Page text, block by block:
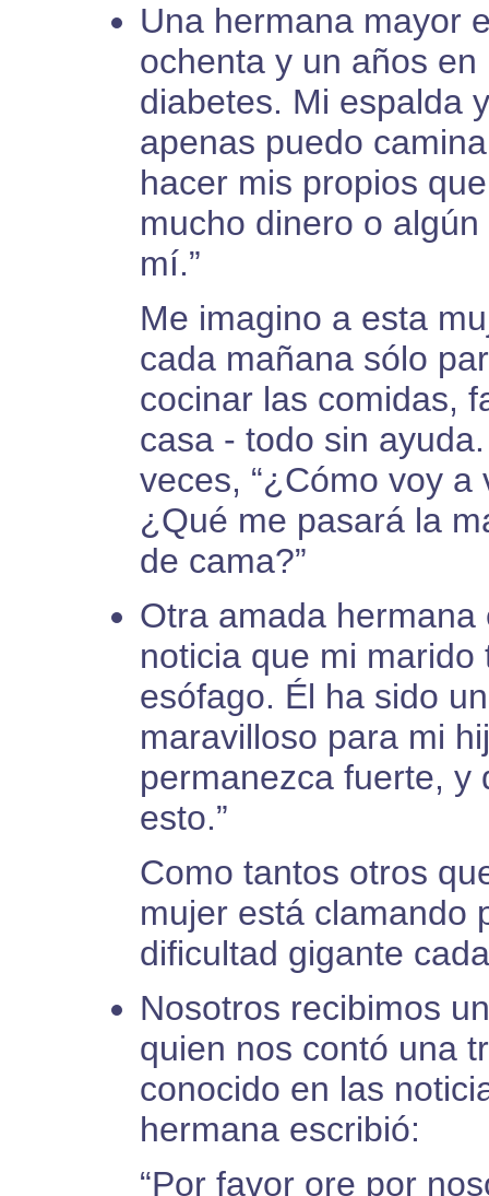
Una hermana mayor
ochenta y un años
diabetes. Mi espalda
apenas puedo
hacer mis propios
mucho dinero o
mí.”
Me imagino a esta
cada mañana sólo
cocinar las comidas,
casa - todo sin
veces, “¿Cómo voy
¿Qué me pasará la
de cama?”
Otra amada hermana
noticia que mi
esófago. Él ha sido
maravilloso para mi
permanezca fuerte, y
esto.”
Como tantos otros
mujer está clamando
dificultad gigante
Nosotros recibimos
quien nos contó una
conocido en las
hermana escribió:
“Por favor ore por